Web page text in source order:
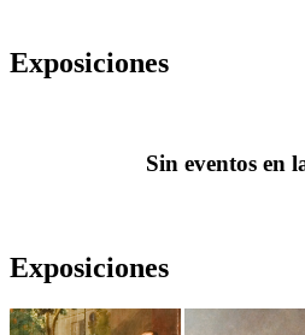
Exposiciones
Sin eventos en
Exposiciones